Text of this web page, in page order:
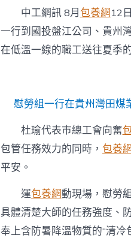
中工網訊 8月包養網12
一行到國投盤江公司、貴州
在低溫一線的職工送往夏季
慰勞組一行在貴州灣田煤
杜瑜代表市總工會向奮
包管任務效力的同時， 包養網
平安。
運包養網動現場，慰勞
具體清楚大師的任務強度、
奉上含防暑降溫物質的“清冷